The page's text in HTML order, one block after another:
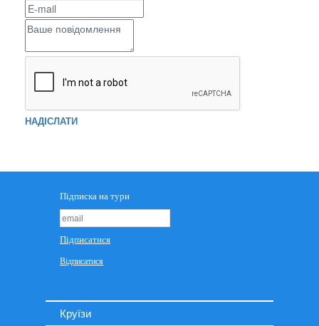
НАДІСЛАТИ
Круїзи